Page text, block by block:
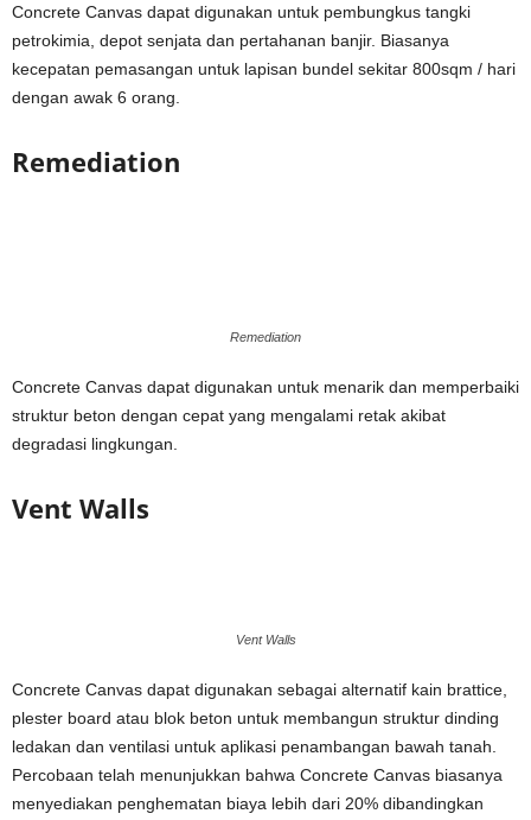
Concrete Canvas dapat digunakan untuk pembungkus tangki
petrokimia, depot senjata dan pertahanan banjir. Biasanya
kecepatan pemasangan untuk lapisan bundel sekitar 800sqm / hari
dengan awak 6 orang.
Remediation
Remediation
Concrete Canvas dapat digunakan untuk menarik dan memperbaiki
struktur beton dengan cepat yang mengalami retak akibat
degradasi lingkungan.
Vent Walls
Vent Walls
Concrete Canvas dapat digunakan sebagai alternatif kain brattice,
plester board atau blok beton untuk membangun struktur dinding
ledakan dan ventilasi untuk aplikasi penambangan bawah tanah.
Percobaan telah menunjukkan bahwa Concrete Canvas biasanya
menyediakan penghematan biaya lebih dari 20% dibandingkan